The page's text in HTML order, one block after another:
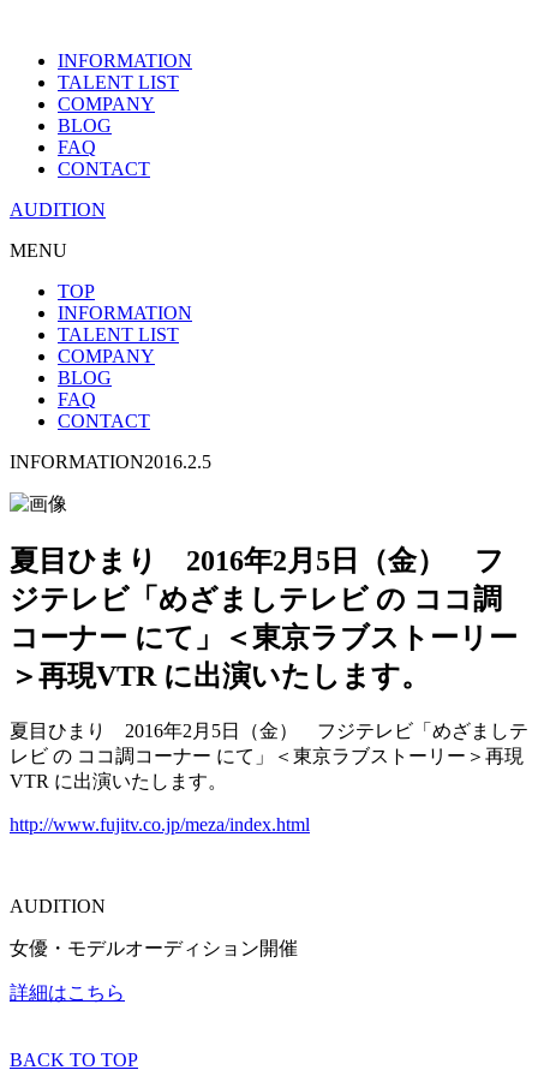
INFORMATION
TALENT LIST
COMPANY
BLOG
FAQ
CONTACT
AUDITION
MENU
TOP
INFORMATION
TALENT LIST
COMPANY
BLOG
FAQ
CONTACT
INFORMATION2016.2.5
夏目ひまり 2016年2月5日（金） フ
ジテレビ「めざましテレビ の ココ調
コーナー にて」＜東京ラブストーリー
＞再現VTR に出演いたします。
夏目ひまり 2016年2月5日（金） フジテレビ「めざましテ
レビ の ココ調コーナー にて」＜東京ラブストーリー＞再現
VTR に出演いたします。
http://www.fujitv.co.jp/meza/index.html
AUDITION
女優・モデルオーディション開催
詳細はこちら
BACK TO TOP